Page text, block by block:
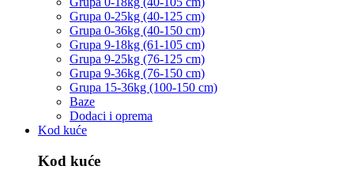
Grupa 0-25kg (40-125 cm)
Grupa 0-36kg (40-150 cm)
Grupa 9-18kg (61-105 cm)
Grupa 9-25kg (76-125 cm)
Grupa 9-36kg (76-150 cm)
Grupa 15-36kg (100-150 cm)
Baze
Dodaci i oprema
Kod kuće
Kod kuće